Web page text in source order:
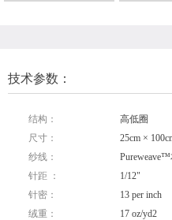
技术参数：
结构：
高低圈
尺寸：
25cm ×
纱线：
针距 ：
1/12"
针密：
13 per inch
绒重：
17 oz/yd2